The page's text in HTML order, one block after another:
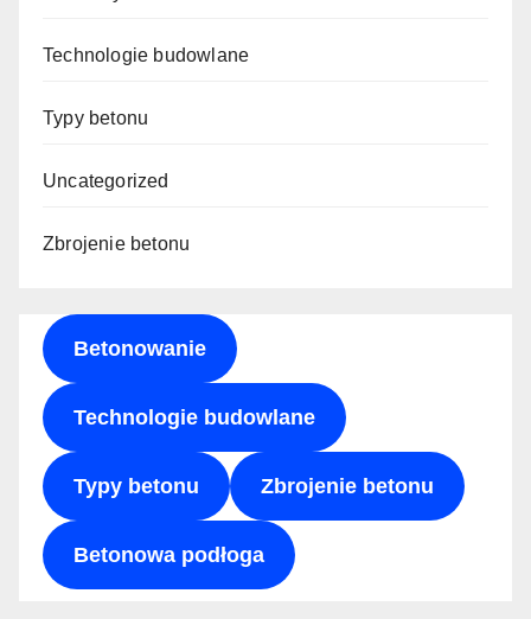
Technologie budowlane
Typy betonu
Uncategorized
Zbrojenie betonu
Betonowanie
Technologie budowlane
Typy betonu Zbrojenie betonu
Betonowa podłoga